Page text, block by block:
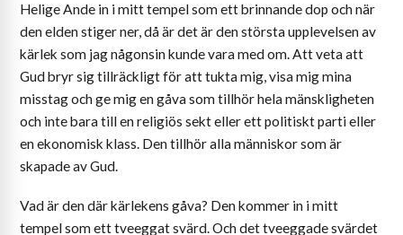
Helige Ande in i mitt tempel som ett brinnande dop och när
den elden stiger ner, då är det är den största upplevelsen av
kärlek som jag någonsin kunde vara med om. Att veta att
Gud bryr sig tillräckligt för att tukta mig, visa mig mina
misstag och ge mig en gåva som tillhör hela mänskligheten
och inte bara till en religiös sekt eller ett politiskt parti eller
en ekonomisk klass. Den tillhör alla människor som är
skapade av Gud.
Vad är den där kärlekens gåva? Den kommer in i mitt
tempel som ett tveeggat svärd. Och det tveeggade svärdet